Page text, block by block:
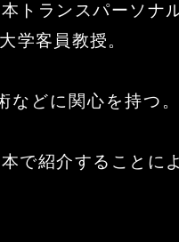
トランスパーソナ
学客員教授。
などに関心を持つ
で紹介することに